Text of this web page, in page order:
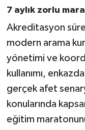
7 aylık zorlu
Akreditasyon
modern arama
yönetimi ve
kullanımı,
gerçek afet
konularında
eğitim